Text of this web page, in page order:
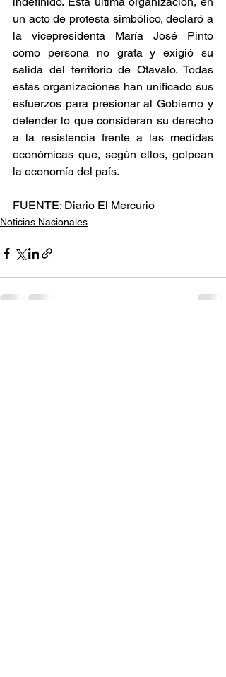
un acto de protesta simbólico, declaró a
la vicepresidenta María José Pinto
como persona no grata y exigió su
salida del territorio de Otavalo. Todas
estas organizaciones han unificado sus
esfuerzos para presionar al Gobierno y
defender lo que consideran su derecho
a la resistencia frente a las medidas
económicas que, según ellos, golpean
la economía del país.
FUENTE: Diario El Mercurio
Noticias Nacionales